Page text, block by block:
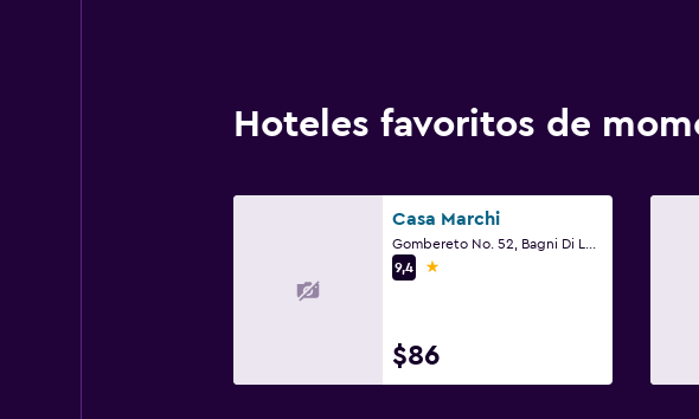
Hoteles favoritos de
Casa Marchi
9,4
1 estrella
$86